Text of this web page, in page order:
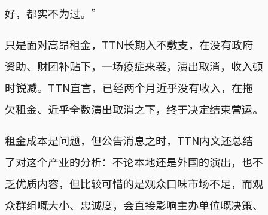
好，都实不为过。”
只是面对高昂租金，TTN长期入不敷支，在没有政府
资助、财团补贴下，一场疫症来袭，演出取消，收入顿
时锐减。TTN直言，已经两个月近乎没有收入，在拖
欠租金、近乎全数演出取消之下，终于决定结束营运。
租金成本是问题，但公告消息之时，TTN内文还总结
了对这个产业的分析：不论本地还是外国的演出，也不
乏优质内容，但比较可惜的是观众口味市场不足，而观
众群组嘅大小、忠诚度，会直接影响主办单位嘅决策、